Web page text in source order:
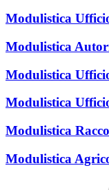
Modulistica
Modulistica
Modulistica
Modulistica
Modulistica
Modulistica